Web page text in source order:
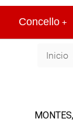
+
Concello
Inicio